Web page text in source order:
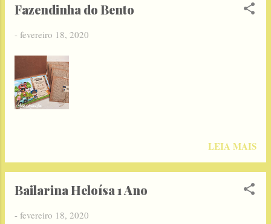
Fazendinha do Bento
- fevereiro 18, 2020
LEIA MAIS
Bailarina Heloísa 1 Ano
- fevereiro 18, 2020